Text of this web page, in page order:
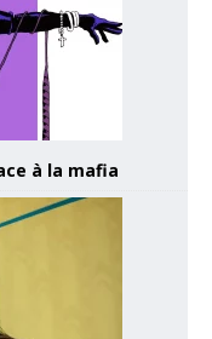
à la mafia